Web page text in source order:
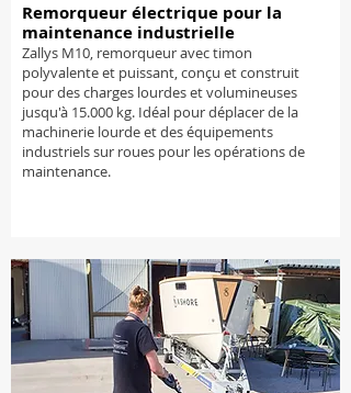
Remorqueur électrique pour la
maintenance industrielle
Zallys M10, remorqueur avec timon
polyvalente et puissant, conçu et construit
pour des charges lourdes et volumineuses
jusqu'à 15.000 kg. Idéal pour déplacer de la
machinerie lourde et des équipements
industriels sur roues pour les opérations de
maintenance.